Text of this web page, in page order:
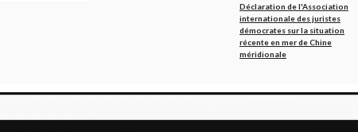
Déclaration de l'Association
internationale des juristes
démocrates sur la situation
récente en mer de Chine
méridionale